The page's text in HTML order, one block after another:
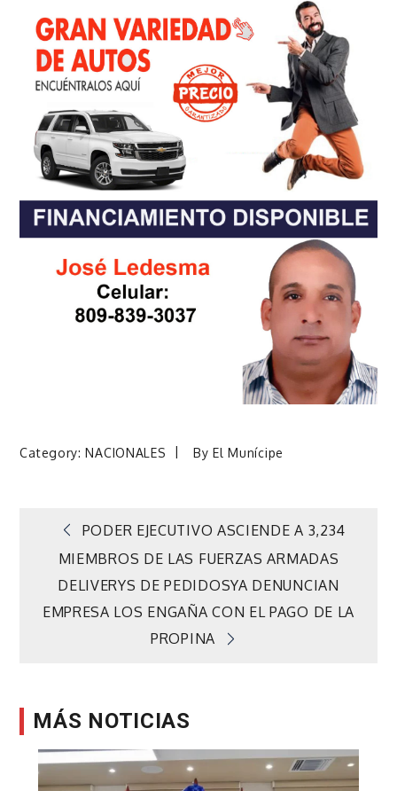
Category:NACIONALES ByEl Munícipe
Navegación
de
entradas
PODER EJECUTIVO ASCIENDE A 3,234
MIEMBROS DE LAS FUERZAS ARMADAS
DELIVERYS DE PEDIDOSYA DENUNCIAN
EMPRESA LOS ENGAÑA CON EL PAGO DE LA
PROPINA
MÁS NOTICIAS